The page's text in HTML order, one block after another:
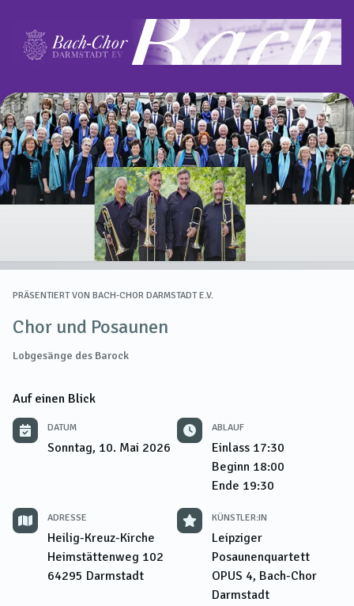
PRÄSENTIERT VON BACH-CHOR DARMSTADT E.V.
Chor und Posaunen
Lobgesänge des Barock
Auf einen Blick
DATUM
Sonntag, 10. Mai 2026
ABLAUF
Einlass 17:30
Beginn 18:00
Ende 19:30
ADRESSE
Heilig-Kreuz-Kirche
Heimstättenweg 102
64295 Darmstadt
KÜNSTLER:IN
Leipziger
Posaunenquartett
OPUS 4, Bach-Chor
Darmstadt